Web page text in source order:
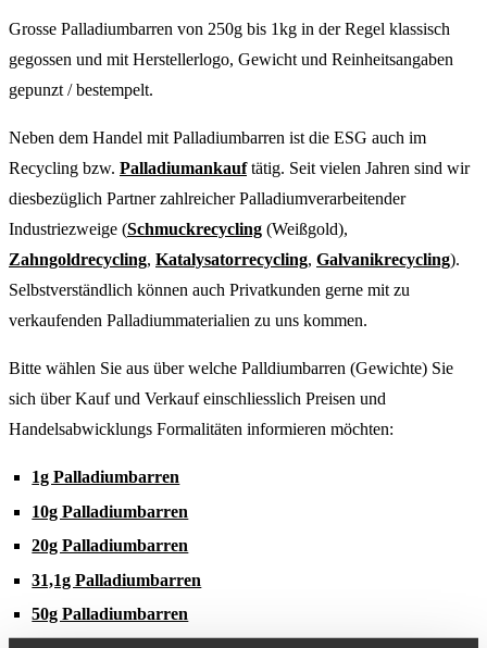
Grosse Palladiumbarren von 250g bis 1kg in der Regel klassisch
gegossen und mit Herstellerlogo, Gewicht und Reinheitsangaben
gepunzt / bestempelt.
Neben dem Handel mit Palladiumbarren ist die ESG auch im
Recycling bzw. Palladiumankauftätig. Seit vielen Jahren sind wir
diesbezüglich Partner zahlreicher Palladiumverarbeitender
Industriezweige (Schmuckrecycling (Weißgold),
Zahngoldrecycling, Katalysatorrecycling, Galvanikrecycling).
Selbstverständlich können auch Privatkunden gerne mit zu
verkaufenden Palladiummaterialien zu uns kommen.
Bitte wählen Sie aus über welche Palldiumbarren (Gewichte) Sie
sich über Kauf und Verkauf einschliesslich Preisen und
Handelsabwicklungs Formalitäten informieren möchten:
1g Palladiumbarren
10g Palladiumbarren
20g Palladiumbarren
31,1g Palladiumbarren
50g Palladiumbarren